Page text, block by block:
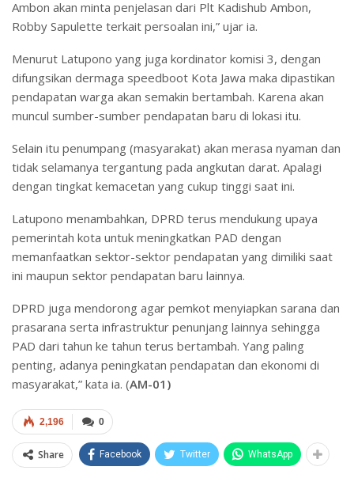
Ambon akan minta penjelasan dari Plt Kadishub Ambon,
Robby Sapulette terkait persoalan ini,” ujar ia.
Menurut Latupono yang juga kordinator komisi 3, dengan
difungsikan dermaga speedboot Kota Jawa maka dipastikan
pendapatan warga akan semakin bertambah. Karena akan
muncul sumber-sumber pendapatan baru di lokasi itu.
Selain itu penumpang (masyarakat) akan merasa nyaman dan
tidak selamanya tergantung pada angkutan darat. Apalagi
dengan tingkat kemacetan yang cukup tinggi saat ini.
Latupono menambahkan, DPRD terus mendukung upaya
pemerintah kota untuk meningkatkan PAD dengan
memanfaatkan sektor-sektor pendapatan yang dimiliki saat
ini maupun sektor pendapatan baru lainnya.
DPRD juga mendorong agar pemkot menyiapkan sarana dan
prasarana serta infrastruktur penunjang lainnya sehingga
PAD dari tahun ke tahun terus bertambah. Yang paling
penting, adanya peningkatan pendapatan dan ekonomi di
masyarakat,” kata ia. (AM-01)
0
2,196
Share Facebook Twitter WhatsApp